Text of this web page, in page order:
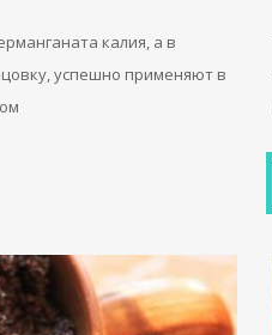
калия, а в
успешно применяют в